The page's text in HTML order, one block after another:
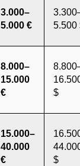
3.000–
5.000 €
5.500
8.000–
15.000
€
$
15.000–
40.000
€
$